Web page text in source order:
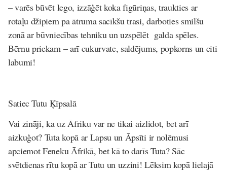
– varēs būvēt lego, izzāģēt koka figūriņas, traukties ar
rotaļu džipiem pa ātruma sacīkšu trasi, darboties smilšu
zonā ar būvniecības tehniku un uzspēlēt galda spēles.
Bērnu priekam – arī cukurvate, saldējums, popkorns un citi
labumi!
Satiec Tutu Ķīpsalā
Vai zināji, ka uz Āfriku var ne tikai aizlidot, bet arī
aizkuģot? Tuta kopā ar Lapsu un Āpsīti ir nolēmusi
apciemot Feneku Āfrikā, bet kā to darīs Tuta? Sāc
svētdienas rītu kopā ar Tutu un uzzini! Lēksim kopā lielajā